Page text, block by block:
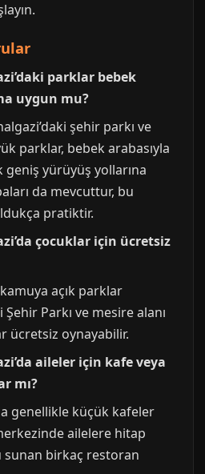
parklar bebek
uygun mu?
şehir parkı ve
parklar, bebek arabasıyla
yürüyüş yollarına
da mevcuttur, bu
pratiktir.
çocuklar için ücretsiz
açık parklar
Parkı ve mesire alanı
ücretsiz oynayabilir.
aileler için kafe veya
mı?
genellikle küçük kafeler
ailelere hitap
sunan birkaç restoran